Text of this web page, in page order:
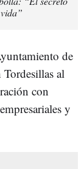
de
al
con
y